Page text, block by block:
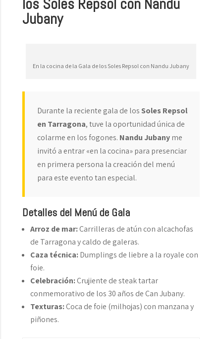
los Soles Repsol con Nandu
Jubany
En la cocina de la Gala de los Soles Repsol con Nandu Jubany
Durante la reciente gala de losSoles Repsol
en Tarragona, tuve la oportunidad única de
colarme en los fogones. Nandu Jubanyme
invitó a entrar «en la cocina» para presenciar
en primera persona la creación del menú
para este evento tan especial.
Detalles del Menú de Gala
Arroz de mar:Carrilleras de atún con alcachofas
de Tarragona y caldo de galeras.
Caza técnica:Dumplings de liebre a la royale con
foie.
Celebración:Crujiente de steak tartar
conmemorativo de los 30 años de Can Jubany.
Texturas:Coca de foie (milhojas) con manzana y
piñones.